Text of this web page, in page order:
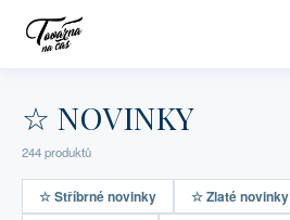
☆ NOVINKY
244 produktů
☆ Stříbrné novinky ☆ Zlaté novinky